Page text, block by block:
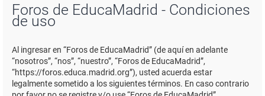
Foros de EducaMadrid - Condiciones
de uso
Al ingresar en “Foros de EducaMadrid” (de aquí en adelante
“nosotros”, “nos”, “nuestro”, “Foros de EducaMadrid”,
“https://foros.educa.madrid.org”), usted acuerda estar
legalmente sometido a los siguientes términos. En caso contrario